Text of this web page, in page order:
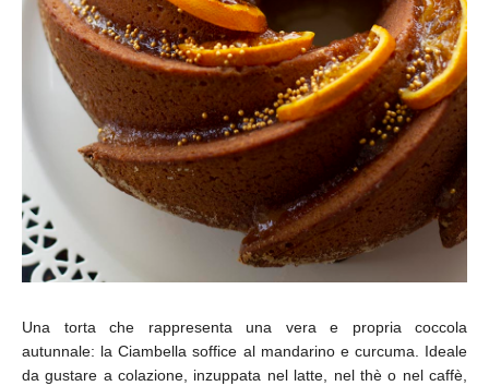
Una torta che rappresenta una vera e propria coccola
autunnale: la Ciambella soffice al mandarino e curcuma. Ideale
da gustare a colazione, inzuppata nel latte, nel thè o nel caffè,